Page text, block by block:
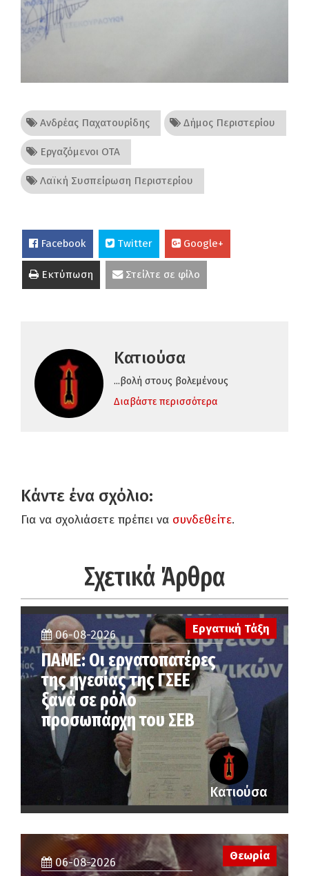
Ανδρέας Παχατουρίδης Δήμος Περιστερίου
Εργαζόμενοι ΟΤΑ
Λαϊκή Συσπείρωση Περιστερίου
Facebook Twitter Google+
Εκτύπωση Στείλτε σε φίλο
Κατιούσα
...βολή στους βολεμένους
Διαβάστε περισσότερα
Κάντε ένα σχόλιο:
Για να σχολιάσετε πρέπει να συνδεθείτε.
Σχετικά Άρθρα
Εργατική Τάξη
06-08-2026
ΠΑΜΕ: Οι εργατοπατέρες
της ηγεσίας της ΓΣΕΕ
ξανά σε ρόλο
προσωπάρχη του ΣΕΒ
Κατιούσα
06-08-2026
Θεωρία